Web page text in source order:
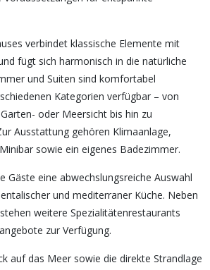
verbindet klassische Elemente mit
fügt sich harmonisch in die natürliche
und Suiten sind komfortabel
Kategorien verfügbar – von
oder Meersicht bis hin zu
Ausstattung gehören Klimaanlage,
sowie ein eigenes Badezimmer.
Gäste eine abwechslungsreiche Auswahl
und mediterraner Küche. Neben
weitere Spezialitätenrestaurants
zur Verfügung.
auf das Meer sowie die direkte Strandlage